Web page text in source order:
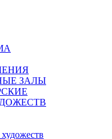
ЗАЛЫ